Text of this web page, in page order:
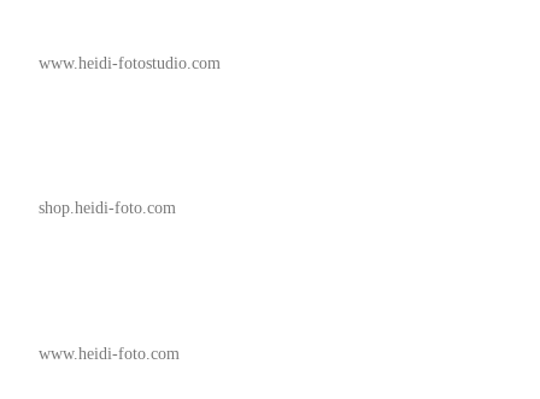
www.heidi-fotostudio.com
shop.heidi-foto.com
www.heidi-foto.com